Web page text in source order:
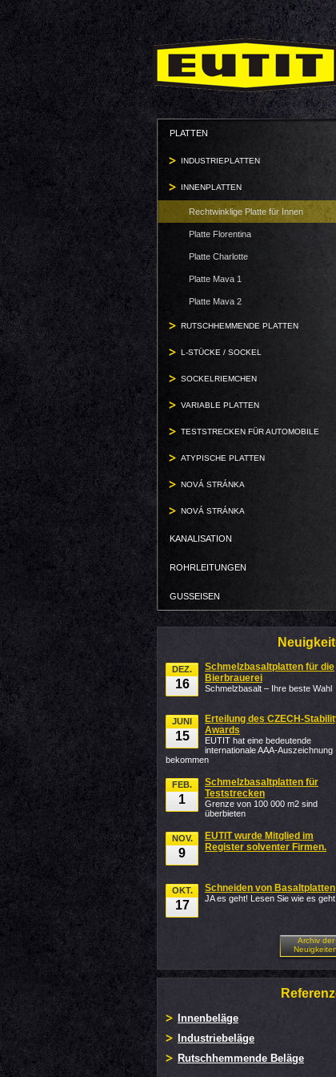
PLATTEN
INDUSTRIEPLATTEN
INNENPLATTEN
Rechtwinklige Platte für Innen
Platte Florentina
Platte Charlotte
Platte Mava 1
Platte Mava 2
RUTSCHHEMMENDE PLATTEN
L-STÜCKE / SOCKEL
SOCKELRIEMCHEN
VARIABLE PLATTEN
TESTSTRECKEN FÜR AUTOMOBILE
ATYPISCHE PLATTEN
NOVÁ STRÁNKA
NOVÁ STRÁNKA
KANALISATION
ROHRLEITUNGEN
GUSSEISEN
DEZ.
16
Schmelzbasaltplatten für die
Bierbrauerei
Schmelzbasalt – Ihre beste Wahl
JUNI
15
Erteilung des CZECH-
Awards
EUTIT hat eine bedeutende
internationale AAA-Auszeichnung
bekommen
FEB.
1
Schmelzbasaltplatten für
Teststrecken
Grenze von 100 000 m2 sind
überbieten
NOV.
9
EUTIT wurde Mitglied im
Register solventer Firmen.
OKT.
17
Schneiden von Basaltplatten
JA es geht! Lesen Sie wie es geht.
Archiv der
Neuigkeiten
Innenbeläge
Industriebeläge
Rutschhemmende Beläge